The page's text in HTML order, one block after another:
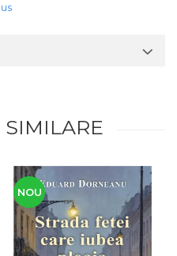
SIMILARE
NOU